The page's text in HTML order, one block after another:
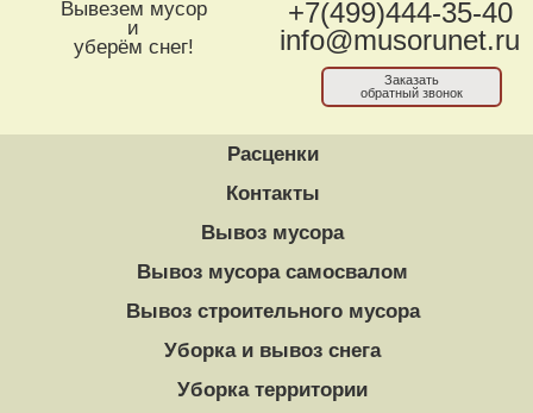
Вывезем мусор
и
уберём снег!
+7(499)444-35-40
info@musorunet.ru
Заказать
обратный звонок
Расценки
Контакты
Вывоз мусора
Вывоз мусора самосвалом
Вывоз строительного мусора
Уборка и вывоз снега
Уборка территории